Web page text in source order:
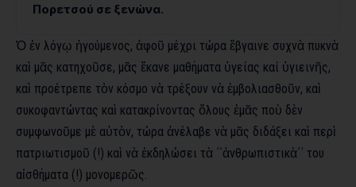
Πορετσού σε ξενώνα.
Ὁ ἐν λόγῳ ἡγούμενος, ἀφοῦ μέχρι τώρα ἔβγαινε συχνὰ πυκνὰ
καὶ μᾶς κατηχοῦσε, μᾶς ἔκανε μαθήματα ὑγείας καί ὑγιεινῆς,
καὶ προέτρεπε τὸν κόσμο νὰ τρέξουν νὰ ἐμβολιασθοῦν, καὶ
συκοφαντώντας καὶ κατακρίνοντας ὅλους ἐμᾶς ποὺ δὲν
συμφωνοῦμε μὲ αὐτὸν, τώρα ἀνέλαβε νὰ μᾶς διδάξει καὶ περὶ
πατριωτισμοῦ (!) καὶ νὰ ἐκδηλώσει τὰ ΄΄ἀνθρωπιστικὰ΄΄ του
αἰσθήματα (!) μονομερῶς